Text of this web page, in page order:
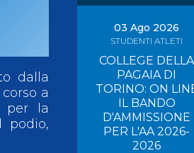
Federazione Trasparente
dalla
a
la
podio,
03 Ago 2026
STUDENTI ATLETI
COLLEGE DELLA
PAGAIA DI
TORINO: ON
IL BANDO
D'AMMISSIONE
PER L'AA 2026-
2026